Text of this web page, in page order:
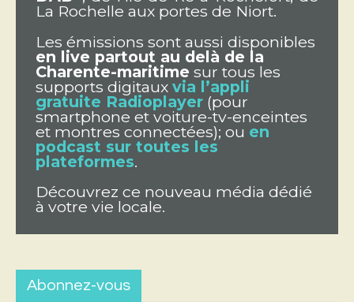
La Rochelle aux portes de Niort.
Les émissions sont aussi disponibles
en live partout au delà de la
Charente-maritime sur tous les
supports digitaux via l’appli
gratuite Radioplayer (pour
smartphone et voiture-tv-enceintes
et montres connectées); ou en
podcast sur toutes les
plateformes.
Découvrez ce nouveau média dédié
à votre vie locale.
Abonnez-vous